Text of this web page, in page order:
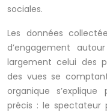
sociales.
Les données
d’engagement
largement celui des
des vues se
organique
précis : le spectateur